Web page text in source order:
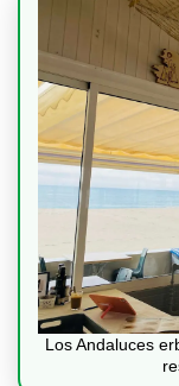
Los Andaluces